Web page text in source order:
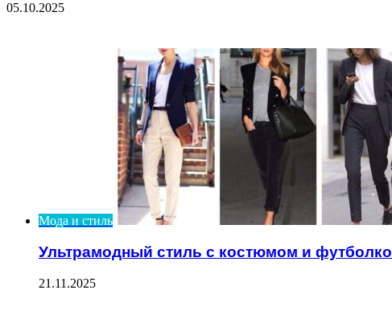
05.10.2025
Мода и стиль
Ультрамодный стиль с костюмом и
21.11.2025